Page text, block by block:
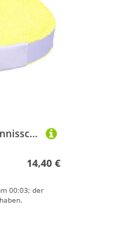
Kalttoy Griffband für Tennisschläger, rutschfest, wasserabsorbierendes Griffband
14,40 €
00:03; der